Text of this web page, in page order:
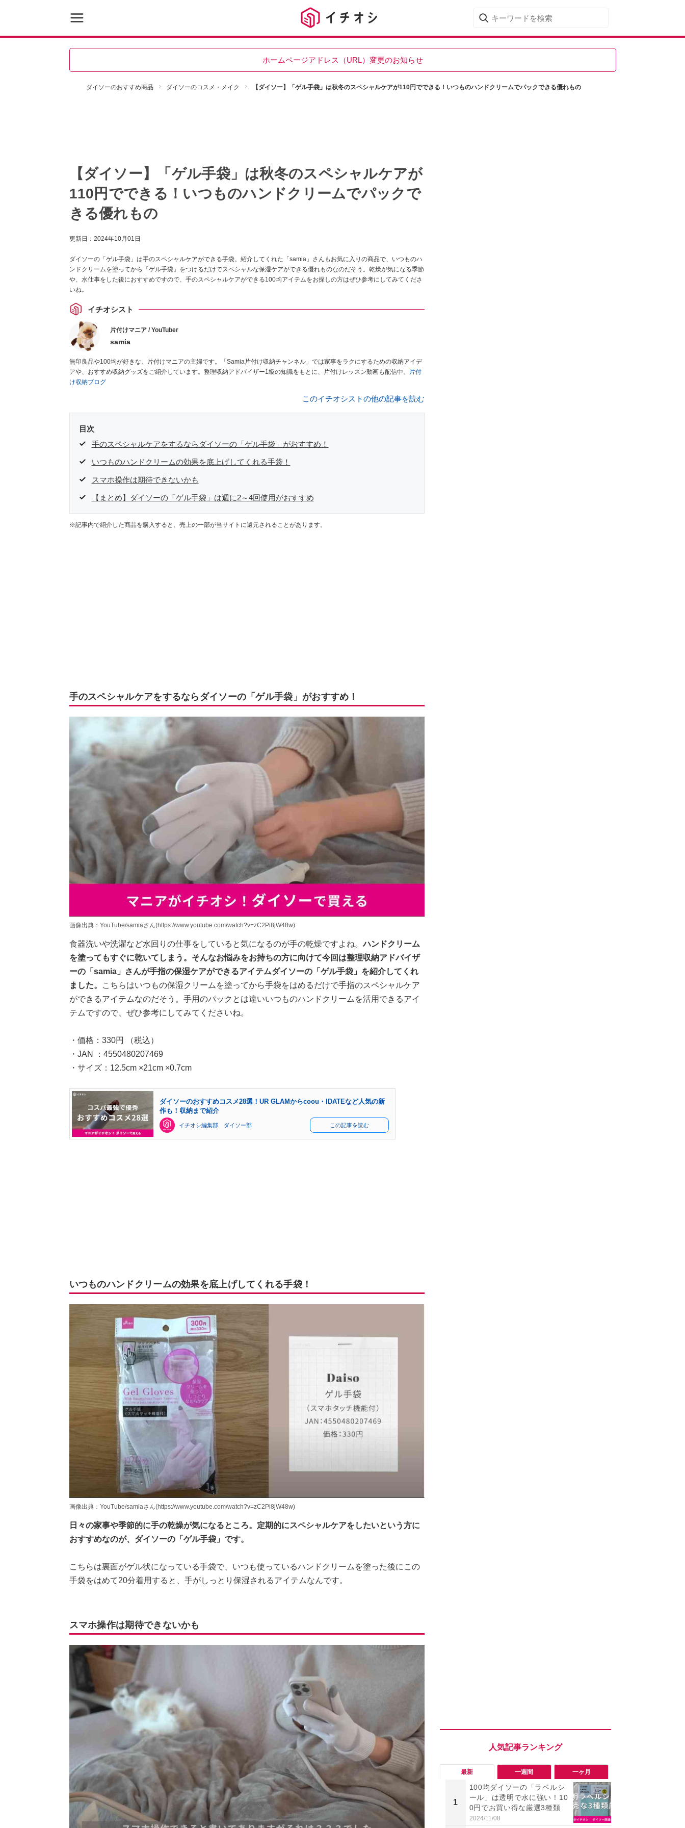
ホームページアドレス（URL）変更のお知らせ
ダイソーのおすすめ商品 ダイソーのコスメ・メイク 【ダイソー】「ゲル手袋」は秋冬のスペシャルケアが110円でできる！いつものハンドクリームでパックできる優れもの
【ダイソー】「ゲル手袋」は秋冬のスペシャルケアが
110円でできる！いつものハンドクリームでパックで
きる優れもの
更新日： 2024年10月01日
ダイソーの「ゲル手袋」は手のスペシャルケアができる手袋。紹介してくれた「samia」さんもお気に入りの商品で、いつものハ
ンドクリームを塗ってから「ゲル手袋」をつけるだけでスペシャルな保湿ケアができる優れものなのだそう。乾燥が気になる季節
や、水仕事をした後におすすめですので、手のスペシャルケアができる100均アイテムをお探しの方はぜひ参考にしてみてくださ
いね。
イチオシスト
片付けマニア / YouTuber
samia
無印良品や100均が好きな、片付けマニアの主婦です。「Samia片付け収納チャンネル」では家事をラクにするための収納アイデ
アや、おすすめ収納グッズをご紹介しています。整理収納アドバイザー1級の知識をもとに、片付けレッスン動画も配信中。
片付
け収納ブログ
このイチオシストの他の記事を読む
目次
手のスペシャルケアをするならダイソーの「ゲル手袋」がおすすめ！
いつものハンドクリームの効果を底上げしてくれる手袋！
スマホ操作は期待できないかも
【まとめ】ダイソーの「ゲル手袋」は週に2～4回使用がおすすめ
※記事内で紹介した商品を購入すると、売上の一部が当サイトに還元されることがあります。
手のスペシャルケアをするならダイソーの「ゲル手袋」がおすすめ！
画像出典：YouTube/samiaさん(https://www.youtube.com/watch?v=zC2Pi8jW48w)
食器洗いや洗濯など水回りの仕事をしていると気になるのが手の乾燥ですよね。ハンドクリーム
を塗ってもすぐに乾いてしまう。そんなお悩みをお持ちの方に向けて今回は整理収納アドバイザ
ーの「samia」さんが手指の保湿ケアができるアイテムダイソーの「ゲル手袋」を紹介してくれ
ました。
こちらはいつもの保湿クリームを塗ってから手袋をはめるだけで手指のスペシャルケア
ができるアイテムなのだそう。手用のパックとは違いいつものハンドクリームを活用できるアイ
テムですので、ぜひ参考にしてみてくださいね。
・価格：330円 （税込）
・JAN ：4550480207469
・サイズ：12.5cm ×21cm ×0.7cm
ダイソーのおすすめコスメ28選！UR GLAMからcoou・IDATEなど人気の新
作も！収納まで紹介
イチオシ編集部 ダイソー部 この記事を読む
いつものハンドクリームの効果を底上げしてくれる手袋！
画像出典：YouTube/samiaさん(https://www.youtube.com/watch?v=zC2Pi8jW48w)
日々の家事や季節的に手の乾燥が気になるところ。定期的にスペシャルケアをしたいという方に
おすすめなのが、ダイソーの「ゲル手袋」です。
こちらは裏面がゲル状になっている手袋で、いつも使っているハンドクリームを塗った後にこの
手袋をはめて20分着用すると、手がしっとり保湿されるアイテムなんです。
スマホ操作は期待できないかも
最新 一週間 一ヶ月
1
100均ダイソーの「ラベルシ
ール」は透明で水に強い！10
0円でお買い得な厳選3種類
2024/11/08